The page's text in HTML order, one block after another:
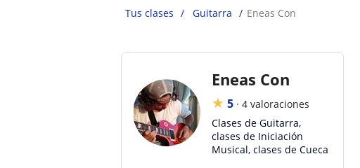
Tus clases Guitarra Eneas Con
Eneas Con
★ 5 · 4 valoraciones
Clases de Guitarra,
clases de Iniciación
Musical, clases de Cueca